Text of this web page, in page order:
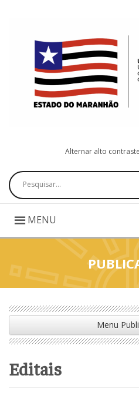
Alternar alto contraste
Pesquisar
MENU
Menu
editais